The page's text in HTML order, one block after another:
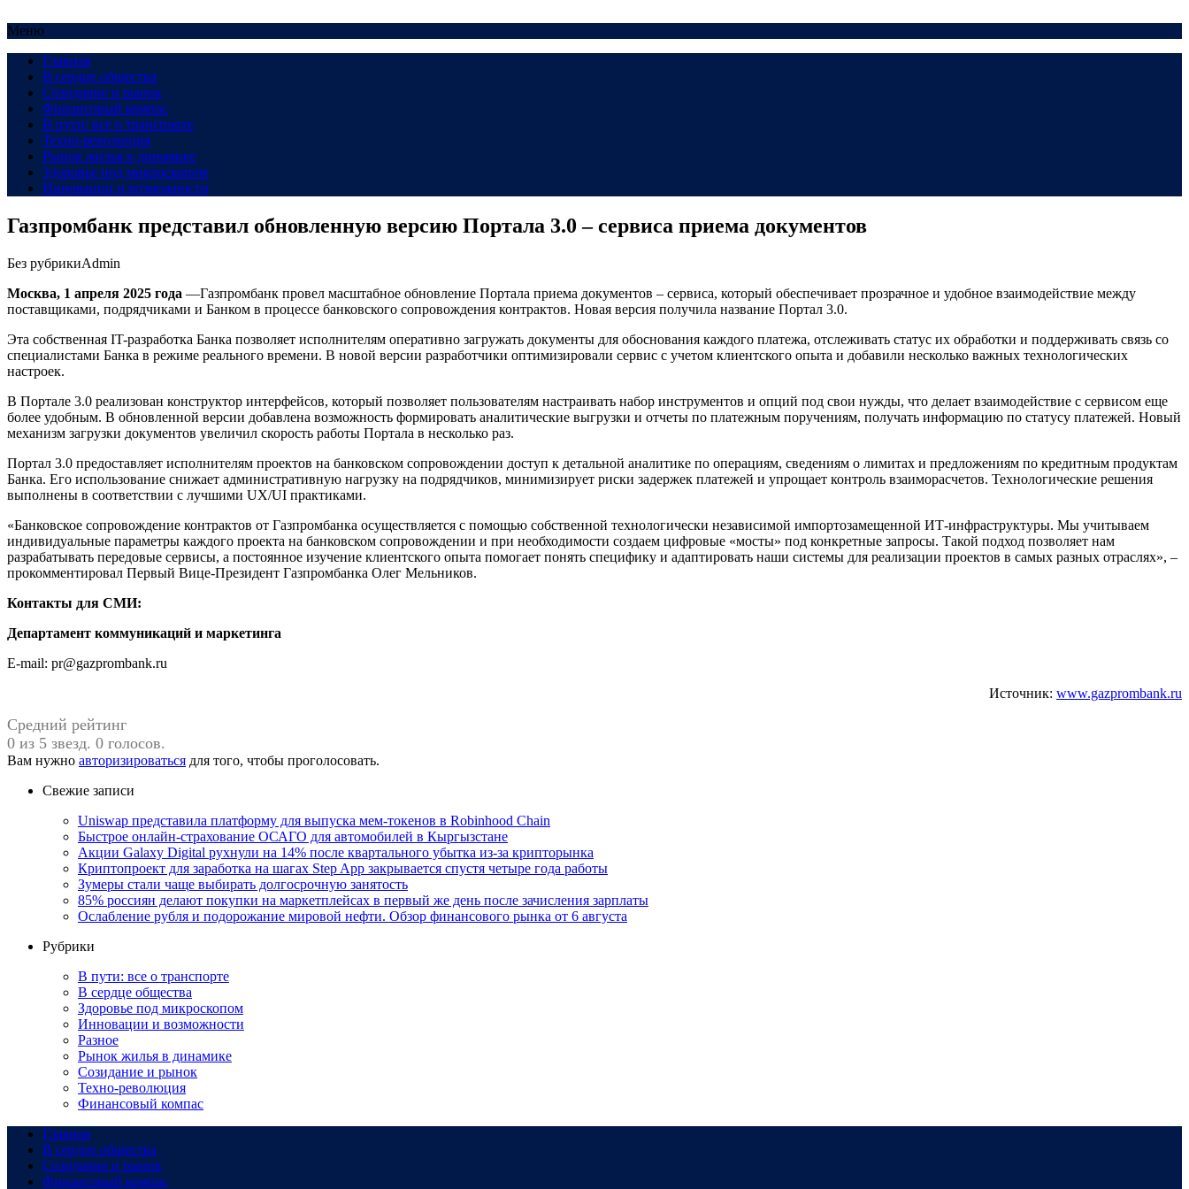
Меню
Главная
В сердце общества
Созидание и рынок
Финансовый компас
В пути: все о транспорте
Техно-революция
Рынок жилья в динамике
Здоровье под микроскопом
Инновации и возможности
Газпромбанк представил обновленную версию Портала 3.0 – сервиса приема документов
Без рубрикиAdmin
Москва, 1 апреля 2025 года —Газпромбанк провел масштабное обновление Портала приема документов – сервиса, который обеспечивает прозрачное и удобное взаимодействие между
поставщиками, подрядчиками и Банком в процессе банковского сопровождения контрактов. Новая версия получила название Портал 3.0.
Эта собственная IT-разработка Банка позволяет исполнителям оперативно загружать документы для обоснования каждого платежа, отслеживать статус их обработки и поддерживать связь со
специалистами Банка в режиме реального времени. В новой версии разработчики оптимизировали сервис с учетом клиентского опыта и добавили несколько важных технологических
настроек.
В Портале 3.0 реализован конструктор интерфейсов, который позволяет пользователям настраивать набор инструментов и опций под свои нужды, что делает взаимодействие с сервисом еще
более удобным. В обновленной версии добавлена возможность формировать аналитические выгрузки и отчеты по платежным поручениям, получать информацию по статусу платежей. Новый
механизм загрузки документов увеличил скорость работы Портала в несколько раз.
Портал 3.0 предоставляет исполнителям проектов на банковском сопровождении доступ к детальной аналитике по операциям, сведениям о лимитах и предложениям по кредитным продуктам
Банка. Его использование снижает административную нагрузку на подрядчиков, минимизирует риски задержек платежей и упрощает контроль взаиморасчетов. Технологические решения
выполнены в соответствии с лучшими UX/UI практиками.
«Банковское сопровождение контрактов от Газпромбанка осуществляется с помощью собственной технологически независимой импортозамещенной ИТ-инфраструктуры. Мы учитываем
индивидуальные параметры каждого проекта на банковском сопровождении и при необходимости создаем цифровые «мосты» под конкретные запросы. Такой подход позволяет нам
разрабатывать передовые сервисы, а постоянное изучение клиентского опыта помогает понять специфику и адаптировать наши системы для реализации проектов в самых разных отраслях», –
прокомментировал Первый Вице-Президент Газпромбанка Олег Мельников.
Контакты для СМИ:
Департамент коммуникаций и маркетинга
E-mail: pr@gazprombank.ru
Источник: www.gazprombank.ru
Средний рейтинг
0 из 5 звезд. 0 голосов.
Вам нужно авторизироваться для того, чтобы проголосовать.
Свежие записи
Uniswap представила платформу для выпуска мем-токенов в Robinhood Chain
Быстрое онлайн-страхование ОСАГО для автомобилей в Кыргызстане
Акции Galaxy Digital рухнули на 14% после квартального убытка из-за крипторынка
Криптопроект для заработка на шагах Step App закрывается спустя четыре года работы
Зумеры стали чаще выбирать долгосрочную занятость
85% россиян делают покупки на маркетплейсах в первый же день после зачисления зарплаты
Ослабление рубля и подорожание мировой нефти. Обзор финансового рынка от 6 августа
Рубрики
В пути: все о транспорте
В сердце общества
Здоровье под микроскопом
Инновации и возможности
Разное
Рынок жилья в динамике
Созидание и рынок
Техно-революция
Финансовый компас
Главная
В сердце общества
Созидание и рынок
Финансовый компас